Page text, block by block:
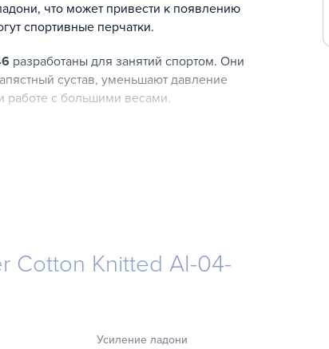
что может привести к появлению
спортивные перчатки.
разработаны для занятий спортом. Они
сустав, уменьшают давление
работе с большими весами.
комфорт в ходе тренировочного процесса,
на липучке. Эластичные манжеты плотно
быстро зафиксировать аксессуар на руке.
Cotton Knitted AI-04-
Усиление ладони